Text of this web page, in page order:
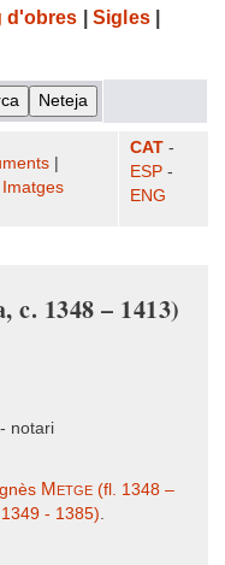
d'obres Sigles|
Imatges
CAT -
ESP -
ENG
c. 1348 – 1413)
notari
Metge (fl. 1348 –
- 1385).